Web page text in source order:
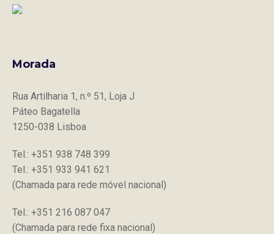
Morada
Rua Artilharia 1, n.º 51, Loja J
Páteo Bagatella
1250-038 Lisboa
Tel.: +351 938 748 399
Tel.: +351 933 941 621
(Chamada para rede móvel nacional)
Tel.: +351 216 087 047
(Chamada para rede fixa nacional)